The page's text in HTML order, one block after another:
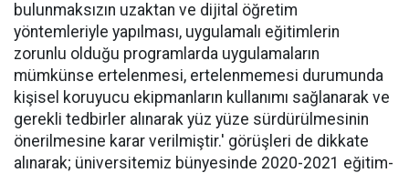
bulunmaksızın uzaktan ve dijital öğretim
yöntemleriyle yapılması, uygulamalı eğitimlerin
zorunlu olduğu programlarda uygulamaların
mümkünse ertelenmesi, ertelenmemesi durumunda
kişisel koruyucu ekipmanların kullanımı sağlanarak ve
gerekli tedbirler alınarak yüz yüze sürdürülmesinin
önerilmesine karar verilmiştir.' görüşleri de dikkate
alınarak; üniversitemiz bünyesinde 2020-2021 eğitim-